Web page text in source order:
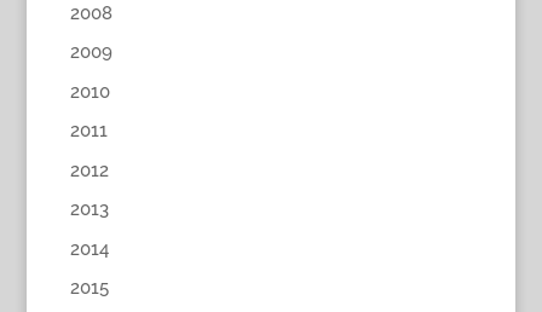
2008
2009
2010
2011
2012
2013
2014
2015